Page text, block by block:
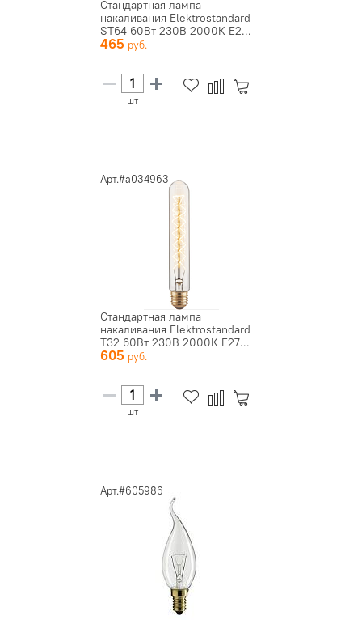
Стандартная лампа
накаливания Elektrostandard
ST64 60Вт 230В 2000К E2...
465
шт
Арт.#a034963
Стандартная лампа
накаливания Elektrostandard
T32 60Вт 230В 2000К E27...
605
шт
Арт.#605986